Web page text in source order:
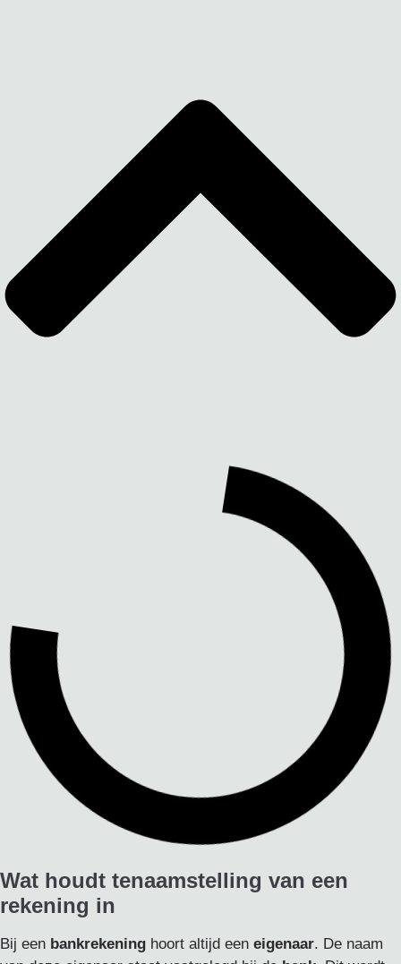
Wat houdt tenaamstelling van een
rekening in
Bij een bankrekening hoort altijd een eigenaar. De naam